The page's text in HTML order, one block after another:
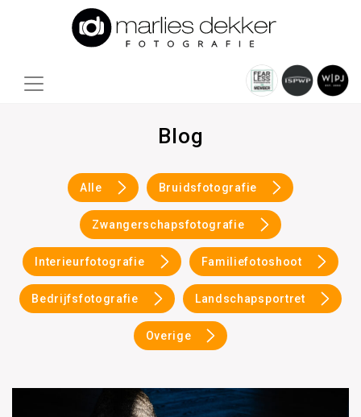
Blog
Alle Bruidsfotografie
Zwangerschapsfotografie
Interieurfotografie Familiefotoshoot
Bedrijfsfotografie Landschapsportret
Overige